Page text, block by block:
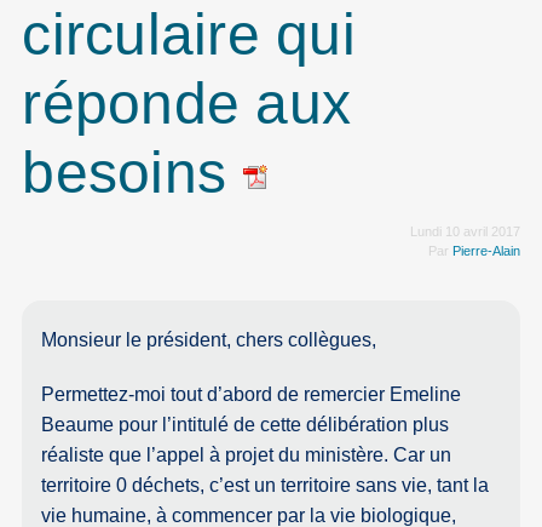
circulaire qui
réponde aux
besoins
Lundi 10 avril 2017
Par Pierre-Alain
Monsieur le président, chers collègues,
Permettez-moi tout d’abord de remercier Emeline
Beaume pour l’intitulé de cette délibération plus
réaliste que l’appel à projet du ministère. Car un
territoire 0 déchets, c’est un territoire sans vie, tant la
vie humaine, à commencer par la vie biologique,